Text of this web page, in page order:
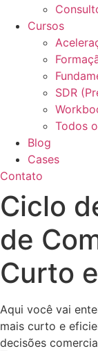
Cursos
SDR
Todos
Blog
Cases
Contato
Ciclo
de
Curto
Aqui você vai
mais curto e
decisões